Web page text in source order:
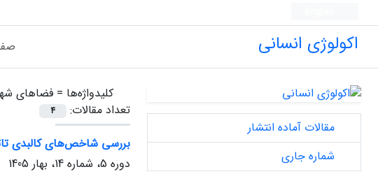
اکولوژی انسانی
کلیدواژه‌ها = فضاهای
تعداد مقالات:
4
بررسی شاخص‌های کالبدی
دوره 5، شماره 14، بهار 1405
مقالات آماده انتشار
شماره جاری